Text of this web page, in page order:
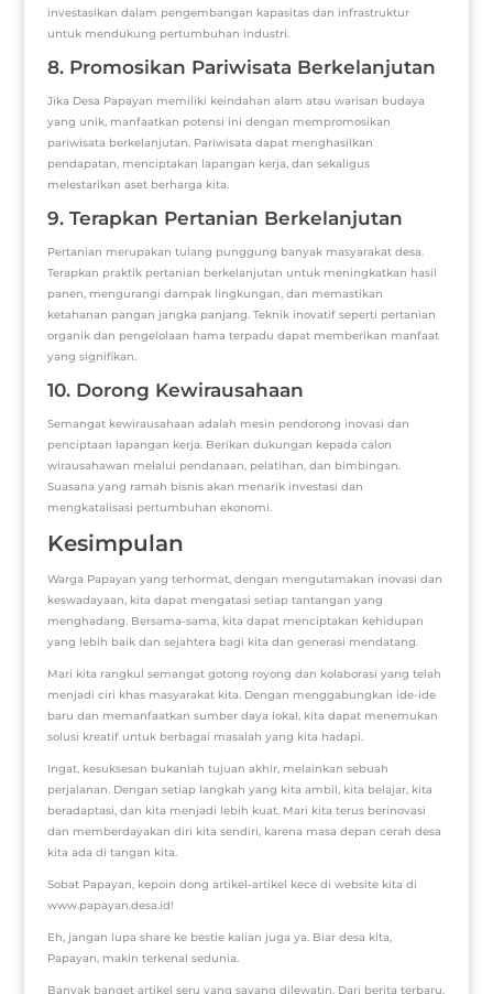
investasikan dalam pengembangan kapasitas dan infrastruktur
untuk mendukung pertumbuhan industri.
8. Promosikan Pariwisata Berkelanjutan
Jika Desa Papayan memiliki keindahan alam atau warisan budaya
yang unik, manfaatkan potensi ini dengan mempromosikan
pariwisata berkelanjutan. Pariwisata dapat menghasilkan
pendapatan, menciptakan lapangan kerja, dan sekaligus
melestarikan aset berharga kita.
9. Terapkan Pertanian Berkelanjutan
Pertanian merupakan tulang punggung banyak masyarakat desa.
Terapkan praktik pertanian berkelanjutan untuk meningkatkan hasil
panen, mengurangi dampak lingkungan, dan memastikan
ketahanan pangan jangka panjang. Teknik inovatif seperti pertanian
organik dan pengelolaan hama terpadu dapat memberikan manfaat
yang signifikan.
10. Dorong Kewirausahaan
Semangat kewirausahaan adalah mesin pendorong inovasi dan
penciptaan lapangan kerja. Berikan dukungan kepada calon
wirausahawan melalui pendanaan, pelatihan, dan bimbingan.
Suasana yang ramah bisnis akan menarik investasi dan
mengkatalisasi pertumbuhan ekonomi.
Kesimpulan
Warga Papayan yang terhormat, dengan mengutamakan inovasi dan
keswadayaan, kita dapat mengatasi setiap tantangan yang
menghadang. Bersama-sama, kita dapat menciptakan kehidupan
yang lebih baik dan sejahtera bagi kita dan generasi mendatang.
Mari kita rangkul semangat gotong royong dan kolaborasi yang telah
menjadi ciri khas masyarakat kita. Dengan menggabungkan ide-ide
baru dan memanfaatkan sumber daya lokal, kita dapat menemukan
solusi kreatif untuk berbagai masalah yang kita hadapi.
Ingat, kesuksesan bukanlah tujuan akhir, melainkan sebuah
perjalanan. Dengan setiap langkah yang kita ambil, kita belajar, kita
beradaptasi, dan kita menjadi lebih kuat. Mari kita terus berinovasi
dan memberdayakan diri kita sendiri, karena masa depan cerah desa
kita ada di tangan kita.
Sobat Papayan, kepoin dong artikel-artikel kece di website kita di
www.papayan.desa.id!
Eh, jangan lupa share ke bestie kalian juga ya. Biar desa kita,
Papayan, makin terkenal sedunia.
Banyak banget artikel seru yang sayang dilewatin. Dari berita terbaru,